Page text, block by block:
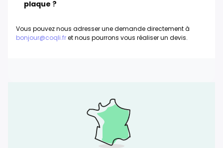
plaque ?
Vous pouvez nous adresser une demande directement à
bonjour@coqli.fret nous pourrons vous réaliser un devis.